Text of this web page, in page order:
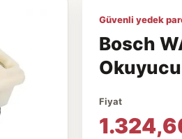
Güvenli yedek
Bosch
Fiyat